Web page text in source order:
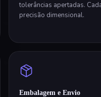
tolerâncias apertadas.
precisão dimensional.
Embalagem e Envio